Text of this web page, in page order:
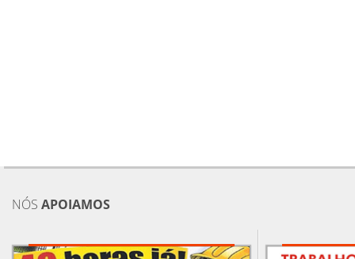
NÓS APOIAMOS